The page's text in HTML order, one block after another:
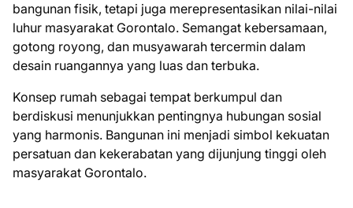
bangunan fisik, tetapi juga merepresentasikan nilai-nilai
luhur masyarakat Gorontalo. Semangat kebersamaan,
gotong royong, dan musyawarah tercermin dalam
desain ruangannya yang luas dan terbuka.
Konsep rumah sebagai tempat berkumpul dan
berdiskusi menunjukkan pentingnya hubungan sosial
yang harmonis. Bangunan ini menjadi simbol kekuatan
persatuan dan kekerabatan yang dijunjung tinggi oleh
masyarakat Gorontalo.